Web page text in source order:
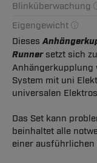
Blinküberwachung
Eigengewicht
Dieses
Runnersetzt sich
Anhängerkupplung
System mit uni
universalen
Das Set kann
beinhaltet alle
einer